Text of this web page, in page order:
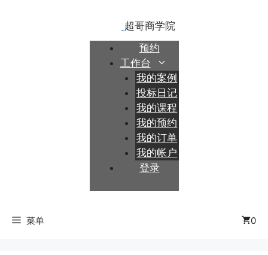
预约
工作台
我的案例
投标日记
我的课程
我的预约
我的订单
我的帐户
登录
菜单 0